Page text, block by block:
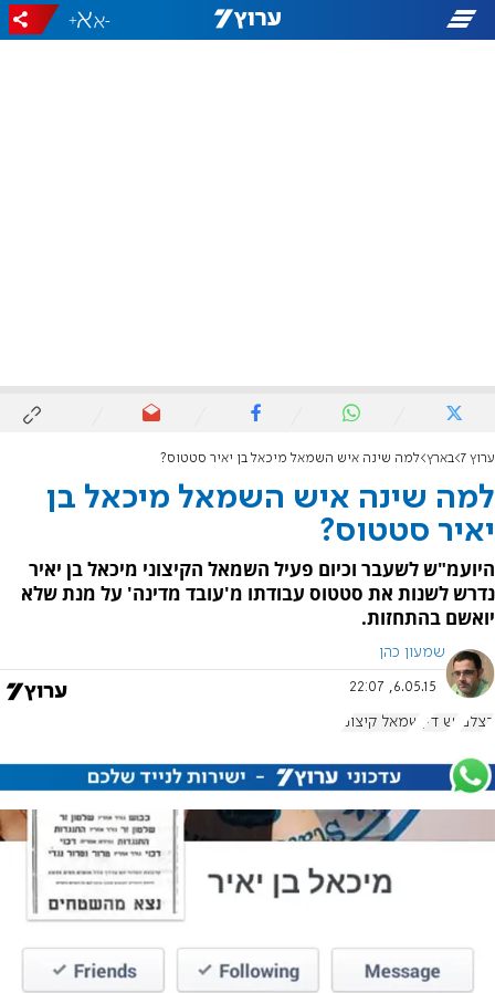
-
+
ערוץ 7 בארץ למה שינה איש השמאל מיכאל בן יאיר סטטוס?
למה שינה איש השמאל מיכאל בן
יאיר סטטוס?
היועמ"ש לשעבר וכיום פעיל השמאל הקיצוני מיכאל בן יאיר
נדרש לשנות את סטטוס עבודתו מ'עובד מדינה' על מנת שלא
יואשם בהתחזות.
שמעון כהן
6.05.15, 22:07
בצלם יש דין שמאל קיצוני